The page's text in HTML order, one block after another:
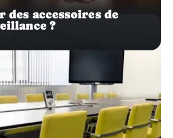
des accessoires de
?